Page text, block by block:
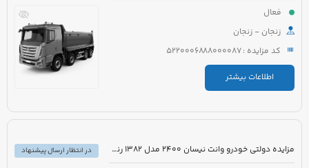
فعال
زنجان - زنجان
کد مزایده : 5220006888000087
اطلاعات بیشتر
مزایده دولتی خودرو وانت نیسان 2400 مدل 1382 رنگ آبی
در انتظار ارسال پیشنهاد